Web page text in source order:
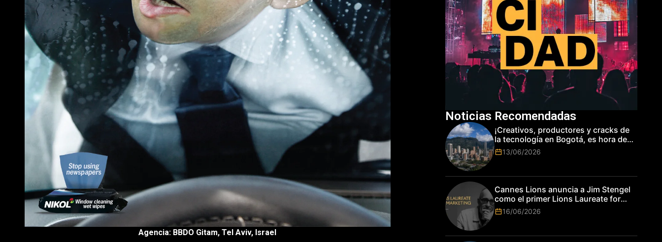
Agencia: BBDO Gitam, Tel Aviv, Israel
Noticias Recomendadas
¡Creativos, productores y cracks de
la tecnología en Bogotá, es hora de
subir de nivel! Las marcas más top
del mundo esperan por su talento.
13/06/2026
Cannes Lions anuncia a Jim Stengel
como el primer Lions Laureate for
Marketing
16/06/2026